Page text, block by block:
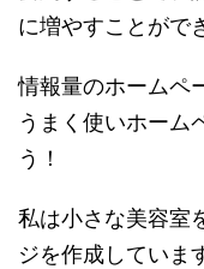
に増やすことがで
情報量のホームペ
うまく使いホーム
う！
私は小さな美容室
ジを作成していま